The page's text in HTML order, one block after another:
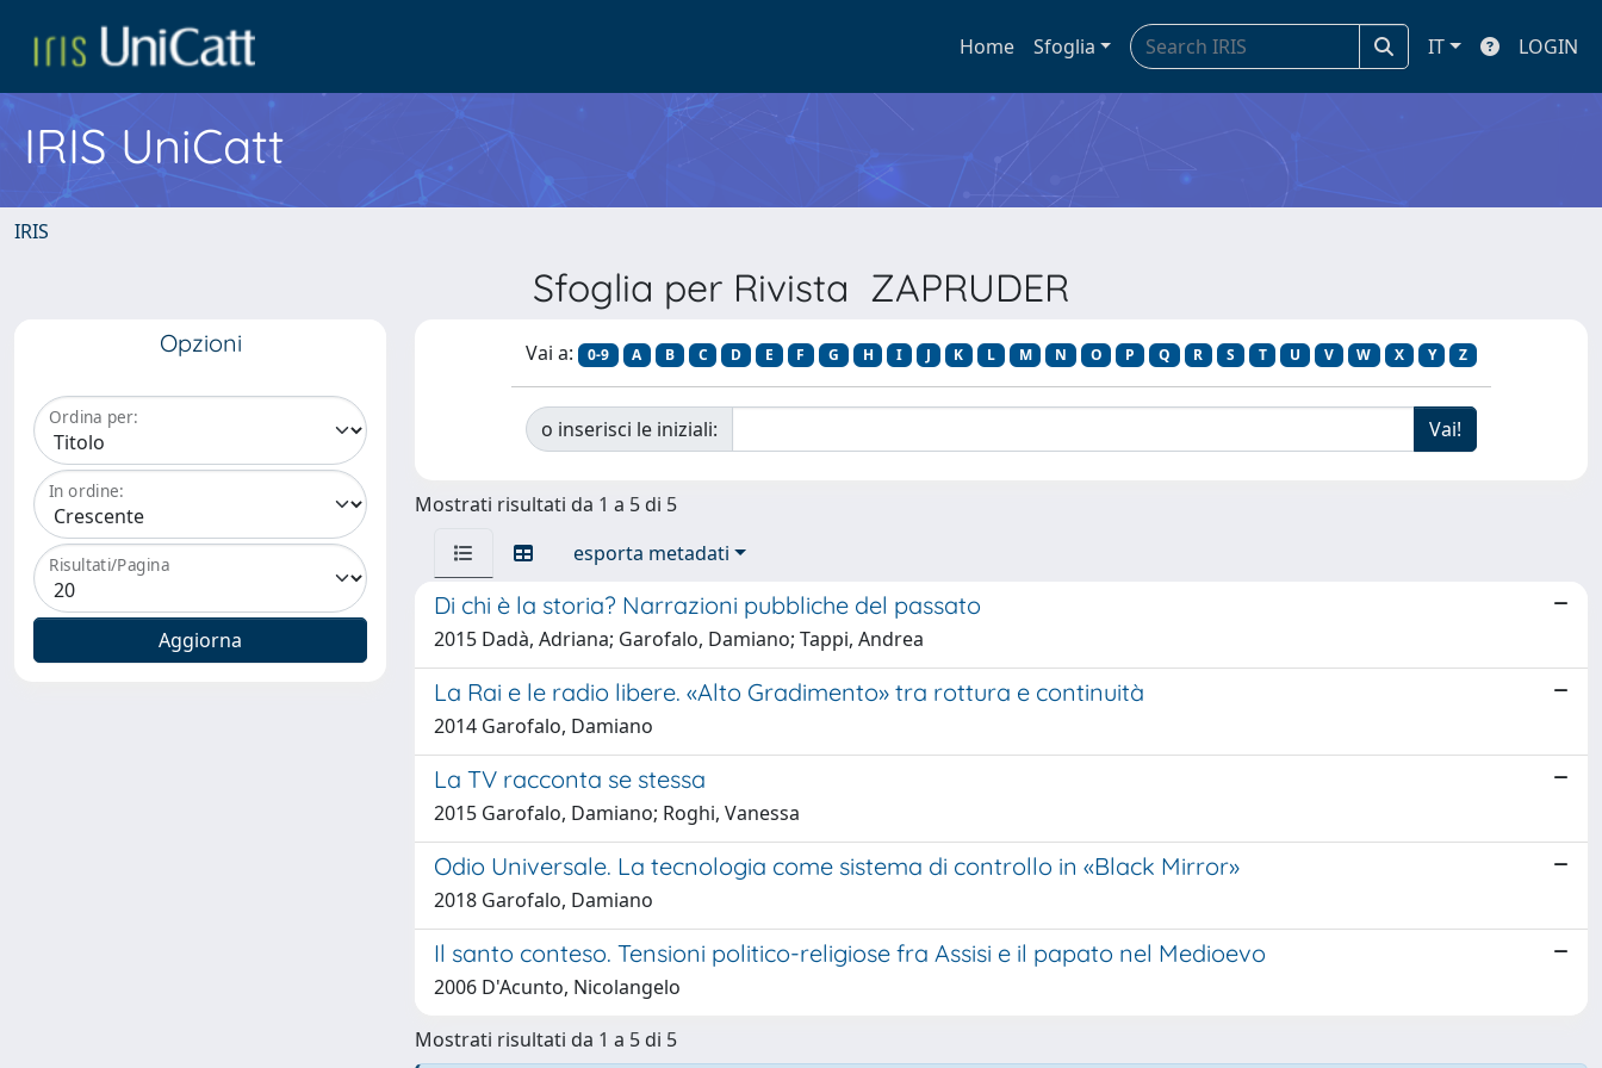
Home Sfoglia IT LOGIN
IRIS UniCatt
IRIS
Sfoglia per Rivista ZAPRUDER
Opzioni
Ordina per:
In ordine:
Risultati/Pagina
Vai a: 0-9 A B C D E F G H I J K L M N O P Q R S T U V W X Y Z
o inserisci le iniziali:
Mostrati risultati da 1 a 5 di 5
esporta metadati
Di chi è la storia? Narrazioni pubbliche del passato
2015 Dadà, Adriana; Garofalo, Damiano; Tappi, Andrea
La Rai e le radio libere. «Alto Gradimento» tra rottura e continuità
2014 Garofalo, Damiano
La TV racconta se stessa
2015 Garofalo, Damiano; Roghi, Vanessa
Odio Universale. La tecnologia come sistema di controllo in «Black Mirror»
2018 Garofalo, Damiano
Il santo conteso. Tensioni politico-religiose fra Assisi e il papato nel Medioevo
2006 D'Acunto, Nicolangelo
Mostrati risultati da 1 a 5 di 5